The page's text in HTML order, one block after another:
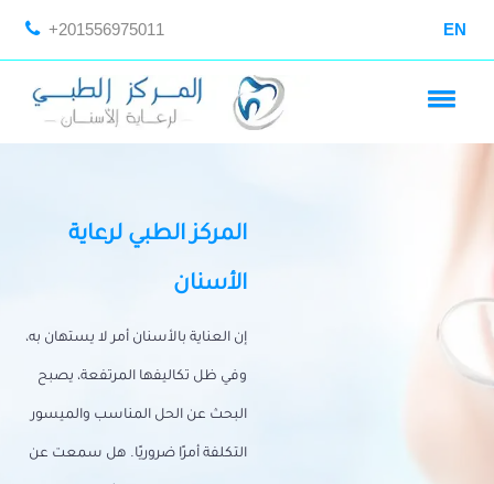
+201556975011 EN
المركز الطبي لرعاية
الأسنان
إن العناية بالأسنان أمر لا يستهان به،
وفي ظل تكاليفها المرتفعة، يصبح
البحث عن الحل المناسب والميسور
التكلفة أمرًا ضروريًا. هل سمعت عن